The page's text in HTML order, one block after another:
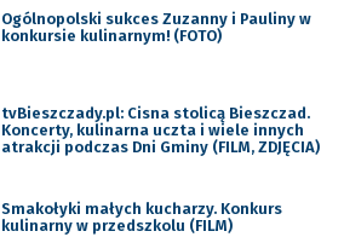
Ogólnopolski sukces Zuzanny i Pauliny w
konkursie kulinarnym! (FOTO)
tvBieszczady.pl: Cisna stolicą Bieszczad.
Koncerty, kulinarna uczta i wiele innych
atrakcji podczas Dni Gminy (FILM, ZDJĘCIA)
Smakołyki małych kucharzy. Konkurs
kulinarny w przedszkolu (FILM)